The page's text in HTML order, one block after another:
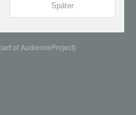
of AudienceProject)